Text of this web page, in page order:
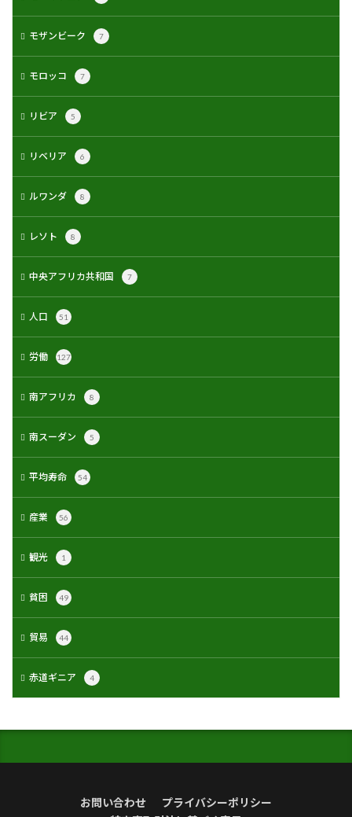
モザンビーク 7
モロッコ 7
リビア 5
リベリア 6
ルワンダ 8
レソト 8
中央アフリカ共和国 7
人口 51
労働 127
南アフリカ 8
南スーダン 5
平均寿命 54
産業 56
観光 1
貧困 49
貿易 44
赤道ギニア 4
お問い合わせ
プライバシーポリシー